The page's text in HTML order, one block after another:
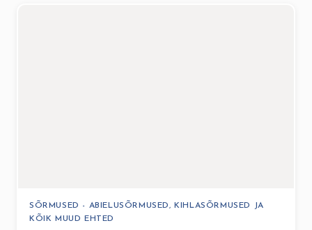
SÕRMUSED - ABIELUSÕRMUSED, KIHLASÕRMUSED JA
KÕIK MUUD EHTED